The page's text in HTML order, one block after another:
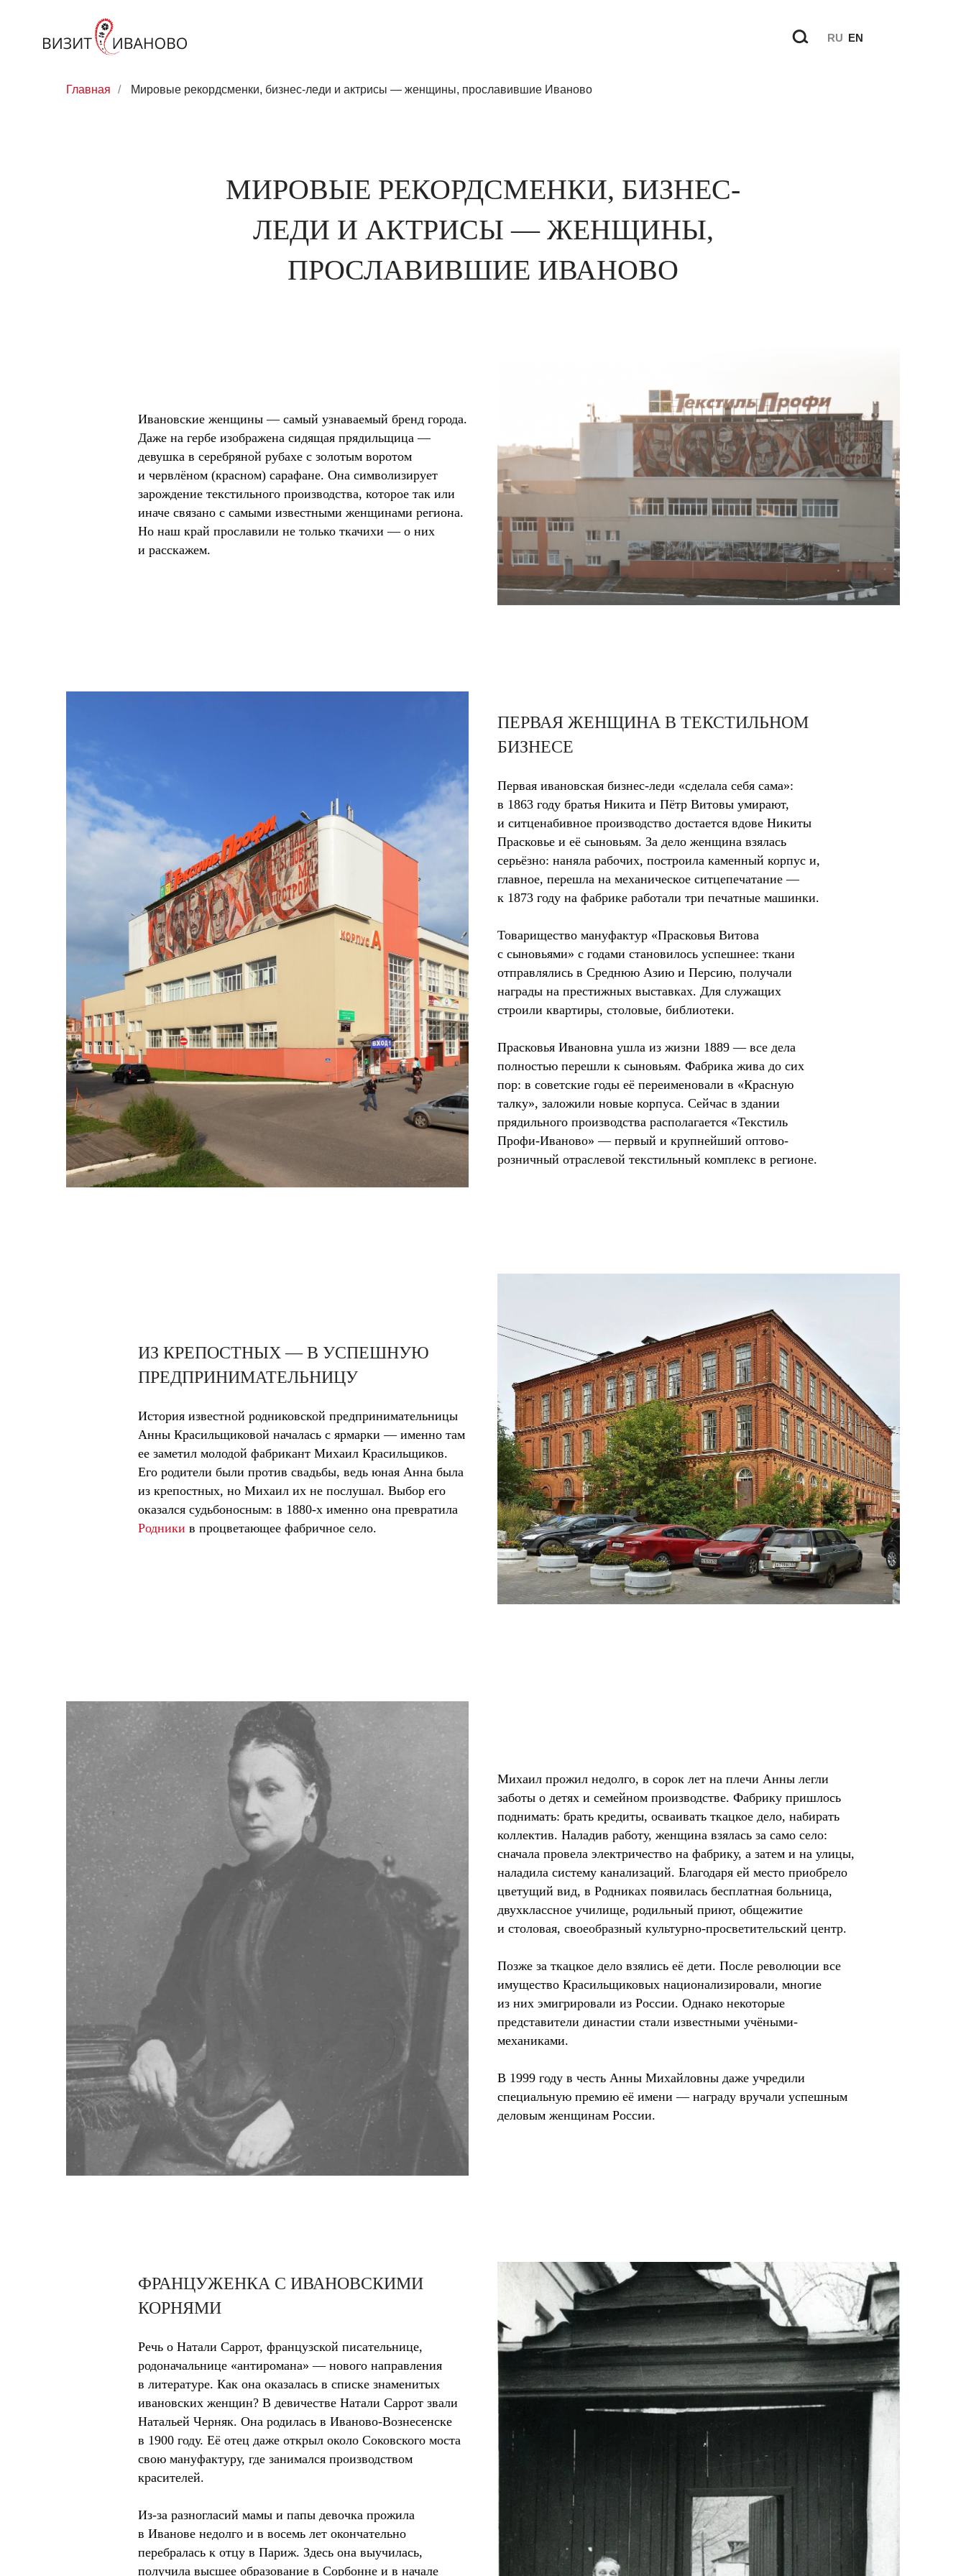
EN
RU
Главная / Мировые рекордсменки, бизнес-леди и актрисы — женщины, прославившие Иваново
МИРОВЫЕ РЕКОРДСМЕНКИ, БИЗНЕС-
ЛЕДИ И АКТРИСЫ — ЖЕНЩИНЫ,
ПРОСЛАВИВШИЕ ИВАНОВО
Ивановские женщины — самый узнаваемый бренд города.
Даже на гербе изображена сидящая прядильщица —
девушка в серебряной рубахе с золотым воротом
и червлёном (красном) сарафане. Она символизирует
зарождение текстильного производства, которое так или
иначе связано с самыми известными женщинами региона.
Но наш край прославили не только ткачихи — о них
и расскажем.
ПЕРВАЯ ЖЕНЩИНА В ТЕКСТИЛЬНОМ
БИЗНЕСЕ
Первая ивановская бизнес-леди «сделала себя сама»:
в 1863 году братья Никита и Пётр Витовы умирают,
и ситценабивное производство достается вдове Никиты
Прасковье и её сыновьям. За дело женщина взялась
серьёзно: наняла рабочих, построила каменный корпус и,
главное, перешла на механическое ситцепечатание —
к 1873 году на фабрике работали три печатные машинки.
Товарищество мануфактур «Прасковья Витова
с сыновьями» с годами становилось успешнее: ткани
отправлялись в Среднюю Азию и Персию, получали
награды на престижных выставках. Для служащих
строили квартиры, столовые, библиотеки.
Прасковья Ивановна ушла из жизни 1889 — все дела
полностью перешли к сыновьям. Фабрика жива до сих
пор: в советские годы её переименовали в «Красную
талку», заложили новые корпуса. Сейчас в здании
прядильного производства располагается «Текстиль
Профи-Иваново» — первый и крупнейший оптово-
розничный отраслевой текстильный комплекс в регионе.
ИЗ КРЕПОСТНЫХ — В УСПЕШНУЮ
ПРЕДПРИНИМАТЕЛЬНИЦУ
История известной родниковской предпринимательницы
Анны Красильщиковой началась с ярмарки — именно там
ее заметил молодой фабрикант Михаил Красильщиков.
Его родители были против свадьбы, ведь юная Анна была
из крепостных, но Михаил их не послушал. Выбор его
оказался судьбоносным: в 1880-х именно она превратила
Родники в процветающее фабричное село.
Михаил прожил недолго, в сорок лет на плечи Анны легли
заботы о детях и семейном производстве. Фабрику пришлось
поднимать: брать кредиты, осваивать ткацкое дело, набирать
коллектив. Наладив работу, женщина взялась за само село:
сначала провела электричество на фабрику, а затем и на улицы,
наладила систему канализаций. Благодаря ей место приобрело
цветущий вид, в Родниках появилась бесплатная больница,
двухклассное училище, родильный приют, общежитие
и столовая, своеобразный культурно-просветительский центр.
Позже за ткацкое дело взялись её дети. После революции все
имущество Красильщиковых национализировали, многие
из них эмигрировали из России. Однако некоторые
представители династии стали известными учёными-
механиками.
В 1999 году в честь Анны Михайловны даже учредили
специальную премию её имени — награду вручали успешным
деловым женщинам России.
ФРАНЦУЖЕНКА С ИВАНОВСКИМИ
КОРНЯМИ
Речь о Натали Саррот, французской писательнице,
родоначальнице «антиромана» — нового направления
в литературе. Как она оказалась в списке знаменитых
ивановских женщин? В девичестве Натали Саррот звали
Натальей Черняк. Она родилась в Иваново-Вознесенске
в 1900 году. Её отец даже открыл около Соковского моста
свою мануфактуру, где занимался производством
красителей.
Из-за разногласий мамы и папы девочка прожила
в Иванове недолго и в восемь лет окончательно
перебралась к отцу в Париж. Здесь она выучилась,
получила высшее образование в Сорбонне и в начале